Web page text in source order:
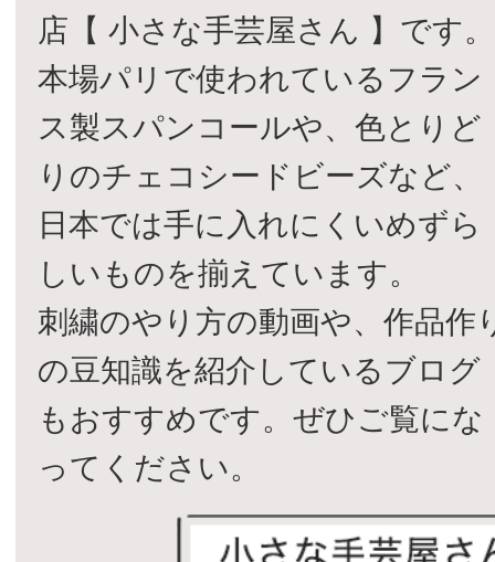
店【 小さな手芸屋さん 】です。
本場パリで使われているフラン
ス製スパンコールや、色とりど
りのチェコシードビーズなど、
日本では手に入れにくいめずら
しいものを揃えています。
刺繍のやり方の動画や、作品作
の豆知識を紹介しているブログ
もおすすめです。ぜひご覧にな
ってください。